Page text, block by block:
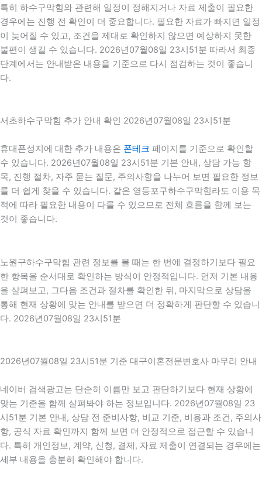
특히 하수구막힘와 관련해 일정이 정해지거나 자료 제출이 필요한
경우에는 진행 전 확인이 더 중요합니다. 필요한 자료가 빠지면 일정
이 늦어질 수 있고, 조건을 제대로 확인하지 않으면 예상하지 못한
불편이 생길 수 있습니다. 2026년07월08일 23시51분 따라서 최종
단계에서는 안내받은 내용을 기준으로 다시 점검하는 것이 좋습니
다.
서초하수구막힘 추가 안내 확인 2026년07월08일 23시51분
휴대폰성지에 대한 추가 내용은 폰테크 페이지를 기준으로 확인할
수 있습니다. 2026년07월08일 23시51분 기본 안내, 상담 가능 항
목, 진행 절차, 자주 묻는 질문, 주의사항을 나누어 보면 필요한 정보
를 더 쉽게 찾을 수 있습니다. 같은 영등포구하수구막힘라도 이용 목
적에 따라 필요한 내용이 다를 수 있으므로 전체 흐름을 함께 보는
것이 좋습니다.
노원구하수구막힘 관련 정보를 볼 때는 한 번에 결정하기보다 필요
한 항목을 순서대로 확인하는 방식이 안정적입니다. 먼저 기본 내용
을 살펴보고, 그다음 조건과 절차를 확인한 뒤, 마지막으로 상담을
통해 현재 상황에 맞는 안내를 받으면 더 정확하게 판단할 수 있습니
다. 2026년07월08일 23시51분
2026년07월08일 23시51분 기준 대구이혼전문변호사 마무리 안내
네이버 검색광고는 단순히 이름만 보고 판단하기보다 현재 상황에
맞는 기준을 함께 살펴봐야 하는 정보입니다. 2026년07월08일 23
시51분 기본 안내, 상담 전 준비사항, 비교 기준, 비용과 조건, 주의사
항, 공식 자료 확인까지 함께 보면 더 안정적으로 접근할 수 있습니
다. 특히 개인정보, 계약, 신청, 결제, 자료 제출이 연결되는 경우에는
세부 내용을 충분히 확인해야 합니다.